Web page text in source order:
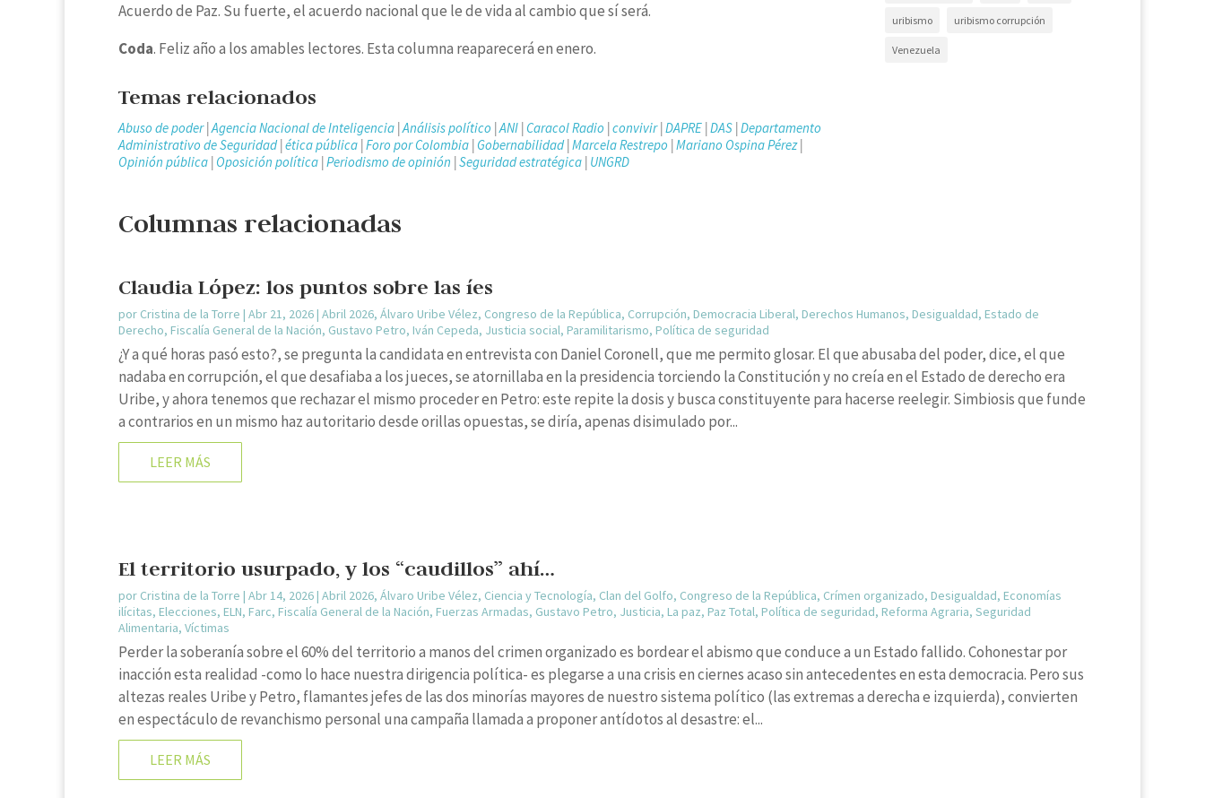
Acuerdo de Paz. Su fuerte, el acuerdo nacional que le de vida al cambio que sí será.
Coda. Feliz año a los amables lectores. Esta columna reaparecerá en enero.
Temas relacionados
Abuso de poder|Agencia Nacional de Inteligencia |Análisis político |ANI |Caracol Radio |convivir|DAPRE |DAS |Departamento
Administrativo de Seguridad|ética pública |Foro por Colombia |Gobernabilidad|Marcela Restrepo |Mariano Ospina Pérez|
Opinión pública | Oposición política |Periodismo de opinión |Seguridad estratégica | UNGRD
uribismo uribismo corrupción
Venezuela
Columnas relacionadas
Claudia López: los puntos sobre las íes
por Cristina de la Torre | Abr 21, 2026| Abril 2026, Álvaro Uribe Vélez, Congreso de la República, Corrupción, Democracia Liberal, Derechos Humanos, Desigualdad, Estado de
Derecho, Fiscalía General de la Nación, Gustavo Petro, Iván Cepeda, Justicia social, Paramilitarismo, Política de seguridad
¿Y a qué horas pasó esto?, se pregunta la candidata en entrevista con Daniel Coronell, que me permito glosar. El que abusaba del poder, dice, el que
nadaba en corrupción, el que desafiaba a los jueces, se atornillaba en la presidencia torciendo la Constitución y no creía en el Estado de derecho era
Uribe, y ahora tenemos que rechazar el mismo proceder en Petro: este repite la dosis y busca constituyente para hacerse reelegir. Simbiosis que funde
a contrarios en un mismo haz autoritario desde orillas opuestas, se diría, apenas disimulado por...
LEER MÁS
El territorio usurpado, y los “caudillos” ahí…
por Cristina de la Torre | Abr 14, 2026| Abril 2026, Álvaro Uribe Vélez, Ciencia y Tecnología, Clan del Golfo, Congreso de la República, Crímen organizado, Desigualdad, Economías
ilícitas, Elecciones, ELN, Farc, Fiscalía General de la Nación, Fuerzas Armadas, Gustavo Petro, Justicia, La paz, Paz Total, Política de seguridad, Reforma Agraria, Seguridad
Alimentaria, Víctimas
Perder la soberanía sobre el 60% del territorio a manos del crimen organizado es bordear el abismo que conduce a un Estado fallido. Cohonestar por
inacción esta realidad -como lo hace nuestra dirigencia política- es plegarse a una crisis en ciernes acaso sin antecedentes en esta democracia. Pero sus
altezas reales Uribe y Petro, flamantes jefes de las dos minorías mayores de nuestro sistema político (las extremas a derecha e izquierda), convierten
en espectáculo de revanchismo personal una campaña llamada a proponer antídotos al desastre: el...
LEER MÁS